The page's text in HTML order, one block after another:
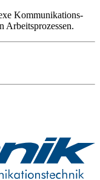
Kommunikations-
Arbeitsprozessen.